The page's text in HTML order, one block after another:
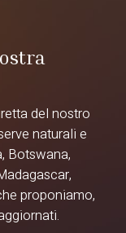
del nostro
naturali e
Botswana,
proponiamo,